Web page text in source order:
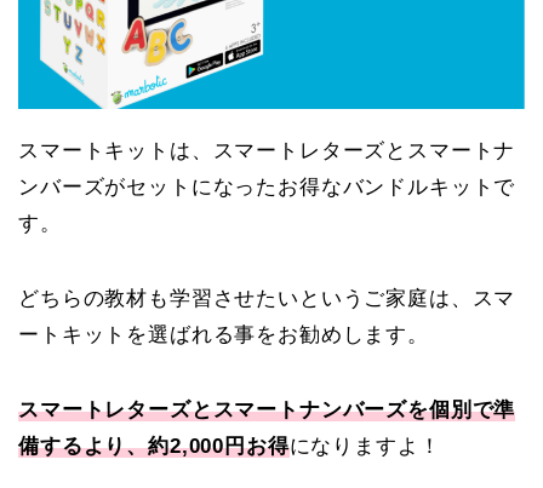
スマートキットは、スマートレターズとスマートナ
ンバーズがセットになったお得なバンドルキットで
す。
どちらの教材も学習させたいというご家庭は、スマ
ートキットを選ばれる事をお勧めします。
スマートレターズとスマートナンバーズを個別で準
備するより、約2,000円お得になりますよ！